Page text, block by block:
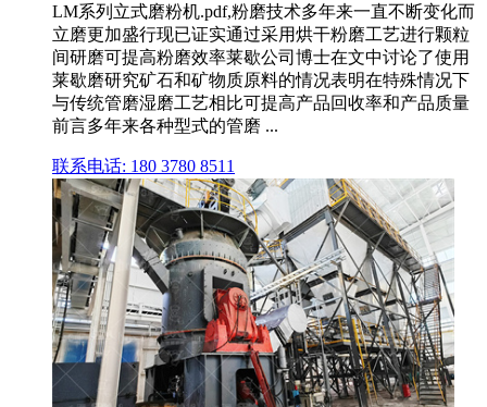
LM系列立式磨粉机.pdf,粉磨技术多年来一直不断变化而
立磨更加盛行现已证实通过采用烘干粉磨工艺进行颗粒
间研磨可提高粉磨效率莱歇公司博士在文中讨论了使用
莱歇磨研究矿石和矿物质原料的情况表明在特殊情况下
与传统管磨湿磨工艺相比可提高产品回收率和产品质量
前言多年来各种型式的管磨 ...
联系电话: 180 3780 8511